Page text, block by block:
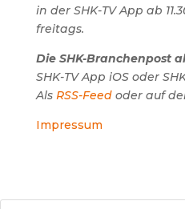
in der SHK-TV App ab
freitags.
Die SHK-Branchenpost
SHK-TV App iOS oder
Als RSS-Feedoder auf
Impressum